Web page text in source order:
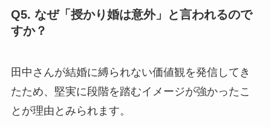
Q5. なぜ「授かり婚は意外」と言われるので
すか？
田中さんが結婚に縛られない価値観を発信してき
たため、堅実に段階を踏むイメージが強かったこ
とが理由とみられます。